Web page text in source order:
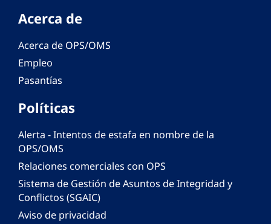
Acerca de
Acerca de OPS/OMS
Empleo
Pasantías
Políticas
Alerta - Intentos de estafa en nombre de la
OPS/OMS
Relaciones comerciales con OPS
Sistema de Gestión de Asuntos de Integridad y
Conflictos (SGAIC)
Aviso de privacidad